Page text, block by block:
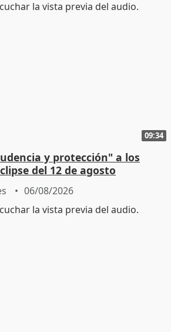
09:34
y protección" a los
del 12 de agosto
06/08/2026